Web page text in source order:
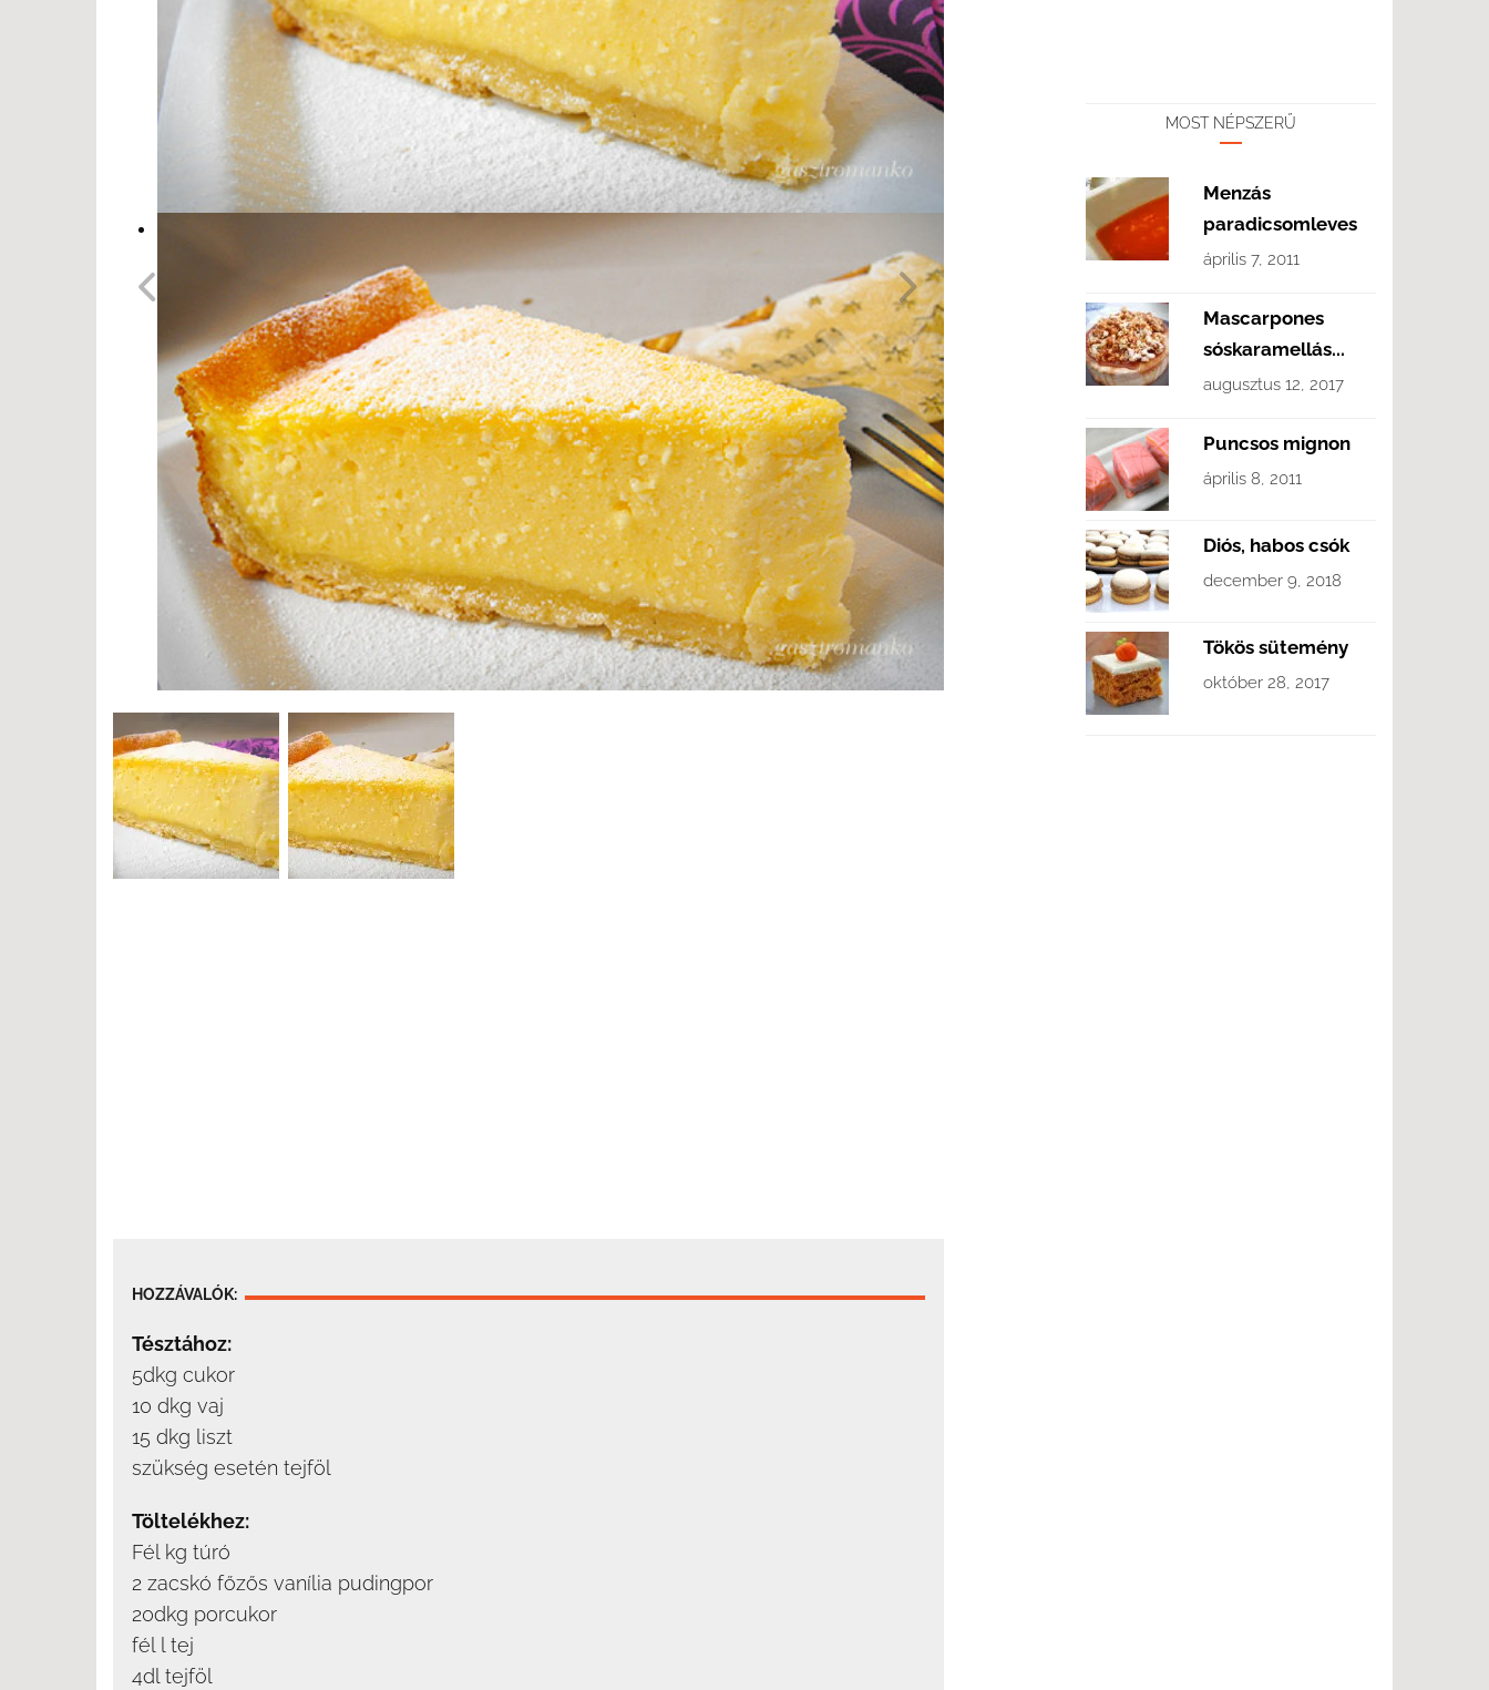
HOZZÁVALÓK:
Tésztához:
5dkg cukor
10 dkg vaj
15 dkg liszt
szükség esetén tejföl
Töltelékhez:
Fél kg túró
2 zacskó főzős vanília pudingpor
20dkg porcukor
fél l tej
4dl tejföl
MOST NÉPSZERŰ
Menzás
paradicsomleves
április 7, 2011
Mascarpones
sóskaramellás...
augusztus 12, 2017
Puncsos mignon
április 8, 2011
Diós, habos csók
december 9, 2018
Tökös sütemény
október 28, 2017